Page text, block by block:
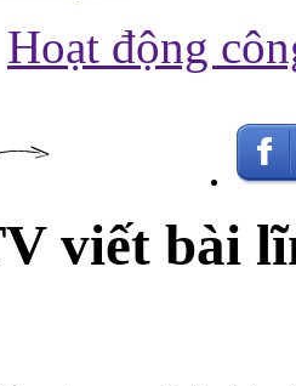
Hoạt động
viết bài